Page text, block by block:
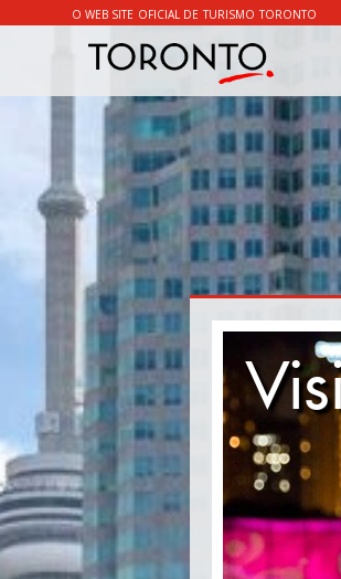
O WEB SITE OFICIAL DE TURISMO TORONTO